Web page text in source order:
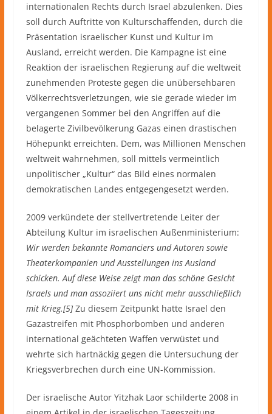
internationalen Rechts durch Israel abzulenken. Dies
soll durch Auftritte von Kulturschaffenden, durch die
Präsentation israelischer Kunst und Kultur im
Ausland, erreicht werden. Die Kampagne ist eine
Reaktion der israelischen Regierung auf die weltweit
zunehmenden Proteste gegen die unübersehbaren
Völkerrechtsverletzungen, wie sie gerade wieder im
vergangenen Sommer bei den Angriffen auf die
belagerte Zivilbevölkerung Gazas einen drastischen
Höhepunkt erreichten. Dem, was Millionen Menschen
weltweit wahrnehmen, soll mittels vermeintlich
unpolitischer „Kultur“ das Bild eines normalen
demokratischen Landes entgegengesetzt werden.
2009 verkündete der stellvertretende Leiter der
Abteilung Kultur im israelischen Außenministerium:
Wir werden bekannte Romanciers und Autoren sowie
Theaterkompanien und Ausstellungen ins Ausland
schicken. Auf diese Weise zeigt man das schöne Gesicht
Israels und man assoziiert uns nicht mehr ausschließlich
mit Krieg.[5]Zu diesem Zeitpunkt hatte Israel den
Gazastreifen mit Phosphorbomben und anderen
international geächteten Waffen verwüstet und
wehrte sich hartnäckig gegen die Untersuchung der
Kriegsverbrechen durch eine UN-Kommission.
Der israelische Autor Yitzhak Laor schilderte 2008 in